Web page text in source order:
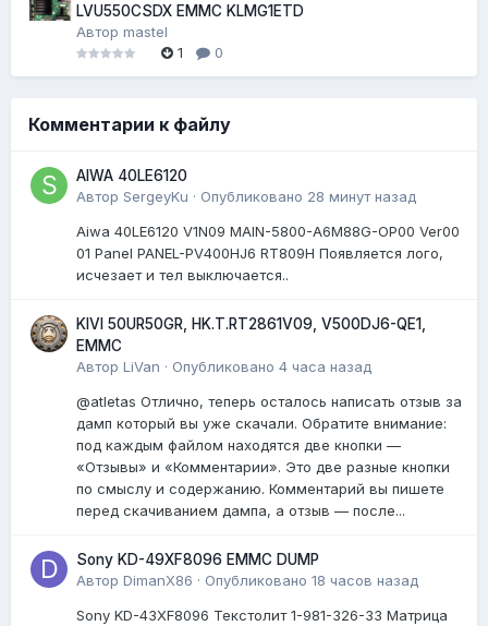
LVU550CSDX EMMC KLMG1ETD
Автор mastel
1
0
Комментарии к файлу
AIWA 40LE6120
Автор SergeyKu · Опубликовано 28 минут назад
Aiwa 40LE6120 V1N09 MAIN-5800-A6M88G-OP00 Ver00
01 Panel PANEL-PV400HJ6 RT809H Появляется лого,
исчезает и тел выключается..
KIVI 50UR50GR, HK.T.RT2861V09, V500DJ6-QE1,
EMMC
Автор LiVan · Опубликовано 4 часа назад
@atletas Отлично, теперь осталось написать отзыв за
дамп который вы уже скачали. Обратите внимание:
под каждым файлом находятся две кнопки —
«Отзывы» и «Комментарии». Это две разные кнопки
по смыслу и содержанию. Комментарий вы пишете
перед скачиванием дампа, а отзыв — после...
Sony KD-49XF8096 EMMC DUMP
Автор DimanX86 · Опубликовано 18 часов назад
Sony KD-43XF8096 Текстолит 1-981-326-33 Матрица